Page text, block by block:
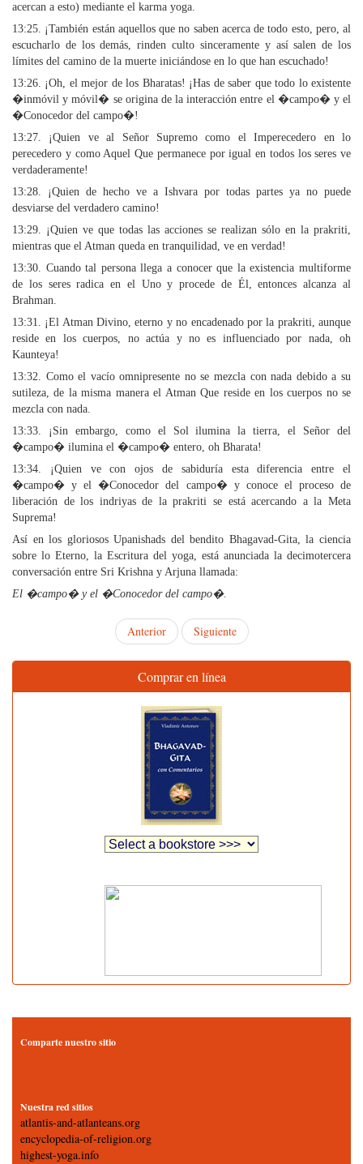
acercan a esto) mediante el karma yoga.
13:25. ¡También están aquellos que no saben acerca de todo esto, pero, al
escucharlo de los demás, rinden culto sinceramente y así salen de los
límites del camino de la muerte iniciándose en lo que han escuchado!
13:26. ¡Oh, el mejor de los Bharatas! ¡Has de saber que todo lo existente
�inmóvil y móvil� se origina de la interacción entre el �campo� y el
�Conocedor del campo�!
13:27. ¡Quien ve al Señor Supremo como el Imperecedero en lo
perecedero y como Aquel Que permanece por igual en todos los seres ve
verdaderamente!
13:28. ¡Quien de hecho ve a Ishvara por todas partes ya no puede
desviarse del verdadero camino!
13:29. ¡Quien ve que todas las acciones se realizan sólo en la prakriti,
mientras que el Atman queda en tranquilidad, ve en verdad!
13:30. Cuando tal persona llega a conocer que la existencia multiforme
de los seres radica en el Uno y procede de Él, entonces alcanza al
Brahman.
13:31. ¡El Atman Divino, eterno y no encadenado por la prakriti, aunque
reside en los cuerpos, no actúa y no es influenciado por nada, oh
Kaunteya!
13:32. Como el vacío omnipresente no se mezcla con nada debido a su
sutileza, de la misma manera el Atman Que reside en los cuerpos no se
mezcla con nada.
13:33. ¡Sin embargo, como el Sol ilumina la tierra, el Señor del
�campo� ilumina el �campo� entero, oh Bharata!
13:34. ¡Quien ve con ojos de sabiduría esta diferencia entre el
�campo� y el �Conocedor del campo� y conoce el proceso de
liberación de los indriyas de la prakriti se está acercando a la Meta
Suprema!
Así en los gloriosos Upanishads del bendito Bhagavad-Gita, la ciencia
sobre lo Eterno, la Escritura del yoga, está anunciada la decimotercera
conversación entre Sri Krishna y Arjuna llamada:
El �campo� y el �Conocedor del campo�.
Anterior Siguiente
Comprar en línea
Comparte nuestro sitio
Nuestra red sitios
atlantis-and-atlanteans.org
encyclopedia-of-religion.org
highest-yoga.info